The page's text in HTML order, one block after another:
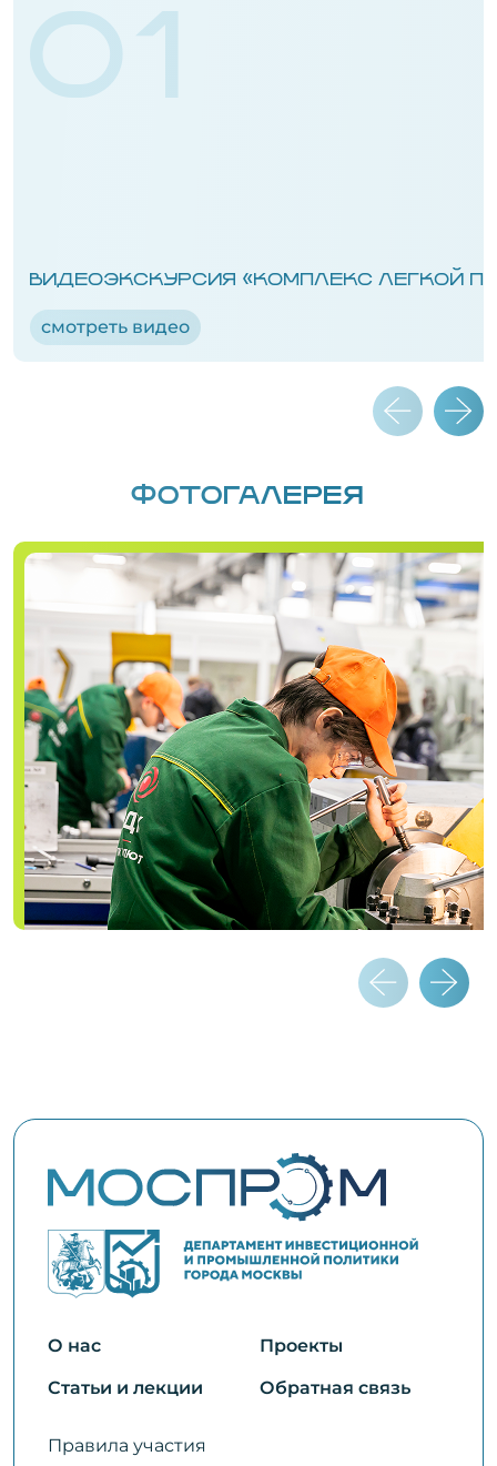
01
ВИДЕОЭКСКУРСИЯ «КОМПЛЕКС ЛЕГКОЙ
смотреть видео
ФОТОГАЛЕРЕЯ
О нас
Проекты
Статьи и лекции
Обратная связь
Правила участия